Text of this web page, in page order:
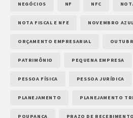
NEGÓCIOS NF NFC
NOTA FISCAL E NFE NOVEMBRO AZUL
ORÇAMENTO EMPRESARIAL
PATRIMÔNIO PEQUENA EMPRESA
PESSOA FÍSICA PESSOA JURÍDICA
PLANEJAMENTO PLANEJAMENTO
POUPANÇA PRAZO DE RECEBIMENTO